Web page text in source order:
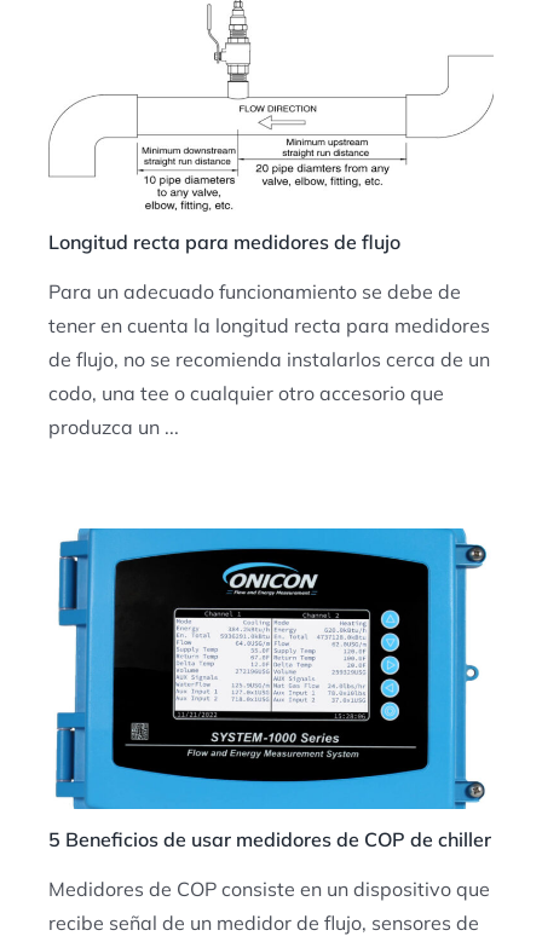
Longitud recta para medidores de flujo
Para un adecuado funcionamiento se debe de
tener en cuenta la longitud recta para medidores
de flujo, no se recomienda instalarlos cerca de un
codo, una tee o cualquier otro accesorio que
produzca un ...
5 Beneficios de usar medidores de COP de chiller
Medidores de COP consiste en un dispositivo que
recibe señal de un medidor de flujo, sensores de